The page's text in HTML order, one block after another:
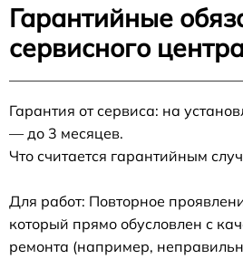
Гарантийные
сервисного
Гарантия от сервиса: на
— до 3 месяцев.
Что считается гарантийным
Для работ: Повторное
который прямо обусловлен с
ремонта (например,